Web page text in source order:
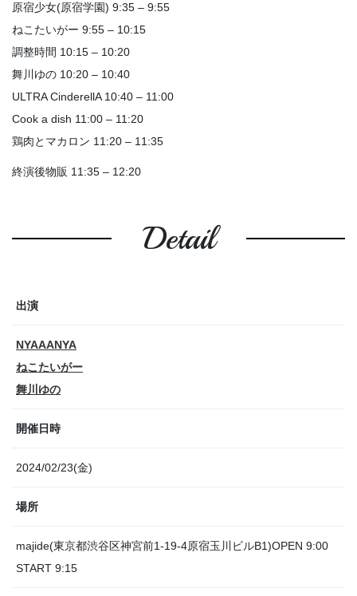
原宿少女(原宿学園) 9:35 – 9:55
ねこたいがー 9:55 – 10:15
調整時間 10:15 – 10:20
舞川ゆの 10:20 – 10:40
ULTRA CinderellA 10:40 – 11:00
Cook a dish 11:00 – 11:20
鶏肉とマカロン 11:20 – 11:35
終演後物販 11:35 – 12:20
Detail
出演
NYAAANYA
ねこたいがー
舞川ゆの
開催日時
2024/02/23(金)
場所
majide(東京都渋谷区神宮前1-19-4原宿玉川ビルB1)OPEN 9:00
START 9:15